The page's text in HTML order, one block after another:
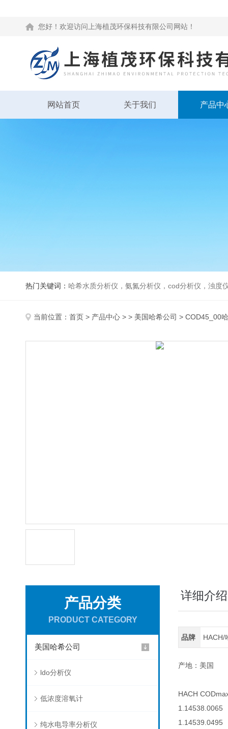
您好！欢迎访问上海植茂环保科技有限公司网站！
网站首页 关于我们 产品中
热门关键词： 哈希水质分析仪，氨氮分析仪，cod分析仪，浊度
当前位置： 首页 > 产品中心 > > 美国哈希公司 > COD45_00
产品分类
PRODUCT CATEGORY
美国哈希公司
ldo分析仪
低浓度溶氧计
纯水电导率分析仪
详细介绍
品牌 HACH/
产地：美国
HACH
1.14539.0495